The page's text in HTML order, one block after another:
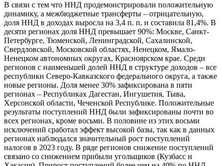
В связи с тем что ННД продемонстрировали положительную
динамику, а межбюджетные трансферты – отрицательную,
доля ННД в доходах выросла на 3,4 п. п. и составила 81,4%. В
десяти регионах доля ННД превышает 90%: Москве, Санкт-
Петербурге, Тюменской, Ленинградской, Сахалинской,
Свердловской, Московской областях, Ненецком, Ямало-
Ненецком автономных округах, Красноярском крае. Среди
регионов с наименьшей долей ННД в структуре доходов – все
республики Северо-Кавказского федерального округа, а также
новые регионы. Доля менее 30% зафиксирована в пяти
регионах – Республиках Дагестан, Ингушетия, Тыва,
Херсонской области, Чеченской Республике. Положительные
результаты поступлений ННД были зафиксированы почти во
всех регионах, кроме восьми. В половине из этих восьми
исключений сработал эффект высокой базы, так как в данных
регионах наблюдался значительный рост поступлений
налогов в 2023 году. В ряде регионов снижение поступлений
связано со снижением прибыли угольщиков (Кузбасс и